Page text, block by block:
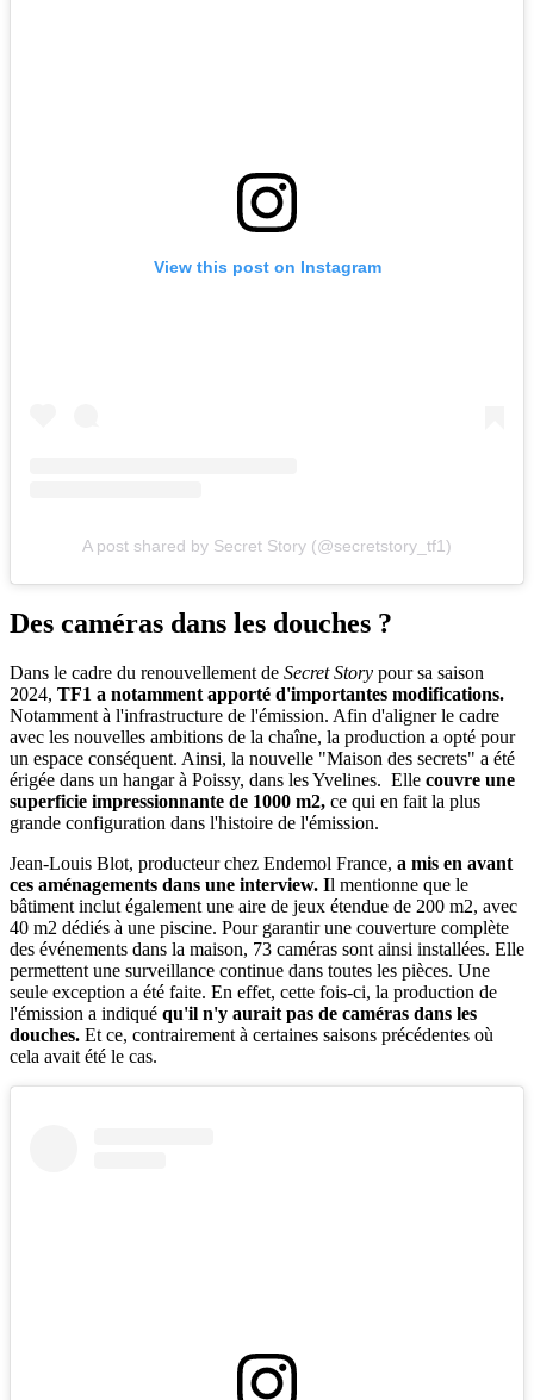
View this post on Instagram
A post shared by Secret Story (@secretstory_tf1)
Des caméras dans les douches ?
Dans le cadre du renouvellement de Secret Story pour sa saison
2024, TF1 a notamment apporté d'importantes modifications.
Notamment à l'infrastructure de l'émission. Afin d'aligner le cadre
avec les nouvelles ambitions de la chaîne, la production a opté pour
un espace conséquent. Ainsi, la nouvelle "Maison des secrets" a été
érigée dans un hangar à Poissy, dans les Yvelines. Elle couvre une
superficie impressionnante de 1000 m2, ce qui en fait la plus
grande configuration dans l'histoire de l'émission.
Jean-Louis Blot, producteur chez Endemol France, a mis en avant
ces aménagements dans une interview. Il mentionne que le
bâtiment inclut également une aire de jeux étendue de 200 m2, avec
40 m2 dédiés à une piscine. Pour garantir une couverture complète
des événements dans la maison, 73 caméras sont ainsi installées. Elle
permettent une surveillance continue dans toutes les pièces. Une
seule exception a été faite. En effet, cette fois-ci, la production de
l'émission a indiqué qu'il n'y aurait pas de caméras dans les
douches. Et ce, contrairement à certaines saisons précédentes où
cela avait été le cas.